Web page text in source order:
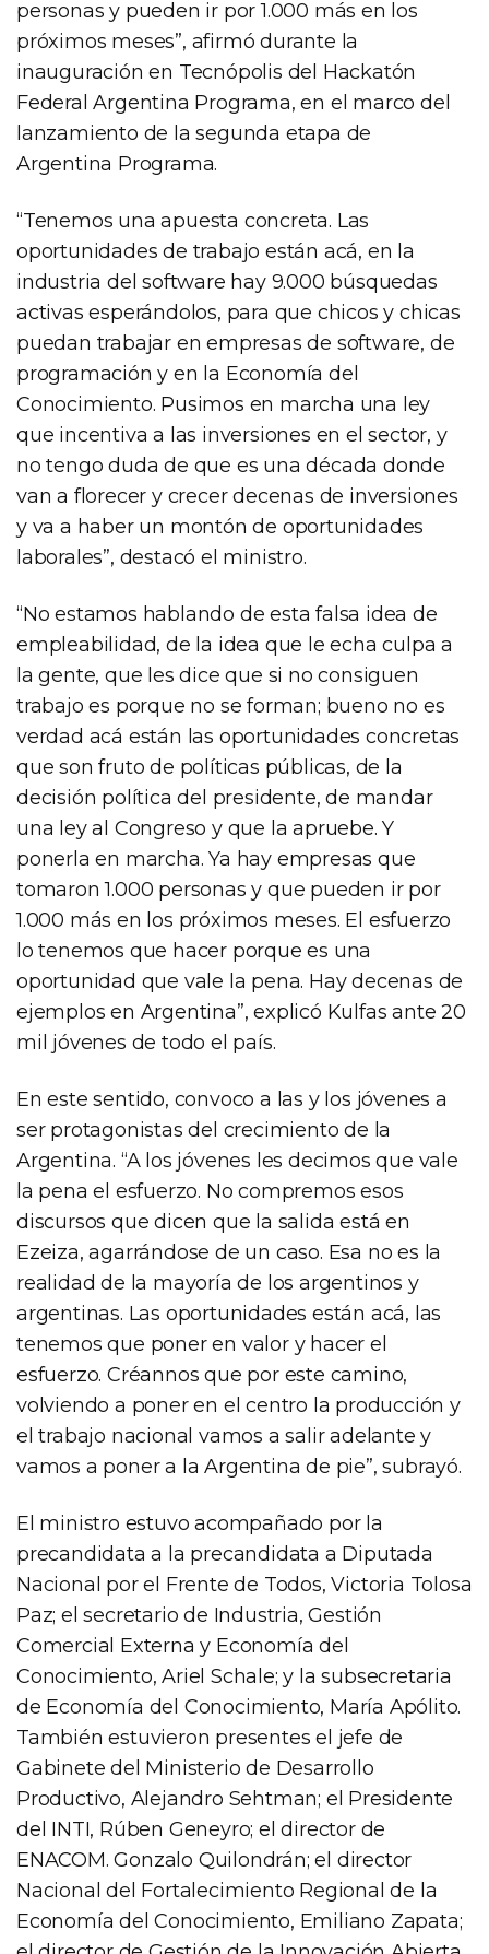
personas y pueden ir por 1.000 más en los
próximos meses”, afirmó durante la
inauguración en Tecnópolis del Hackatón
Federal Argentina Programa, en el marco del
lanzamiento de la segunda etapa de
Argentina Programa.
“Tenemos una apuesta concreta. Las
oportunidades de trabajo están acá, en la
industria del software hay 9.000 búsquedas
activas esperándolos, para que chicos y chicas
puedan trabajar en empresas de software, de
programación y en la Economía del
Conocimiento. Pusimos en marcha una ley
que incentiva a las inversiones en el sector, y
no tengo duda de que es una década donde
van a florecer y crecer decenas de inversiones
y va a haber un montón de oportunidades
laborales”, destacó el ministro.
“No estamos hablando de esta falsa idea de
empleabilidad, de la idea que le echa culpa a
la gente, que les dice que si no consiguen
trabajo es porque no se forman; bueno no es
verdad acá están las oportunidades concretas
que son fruto de políticas públicas, de la
decisión política del presidente, de mandar
una ley al Congreso y que la apruebe. Y
ponerla en marcha. Ya hay empresas que
tomaron 1.000 personas y que pueden ir por
1.000 más en los próximos meses. El esfuerzo
lo tenemos que hacer porque es una
oportunidad que vale la pena. Hay decenas de
ejemplos en Argentina”, explicó Kulfas ante 20
mil jóvenes de todo el país.
En este sentido, convoco a las y los jóvenes a
ser protagonistas del crecimiento de la
Argentina. “A los jóvenes les decimos que vale
la pena el esfuerzo. No compremos esos
discursos que dicen que la salida está en
Ezeiza, agarrándose de un caso. Esa no es la
realidad de la mayoría de los argentinos y
argentinas. Las oportunidades están acá, las
tenemos que poner en valor y hacer el
esfuerzo. Créannos que por este camino,
volviendo a poner en el centro la producción y
el trabajo nacional vamos a salir adelante y
vamos a poner a la Argentina de pie”, subrayó.
El ministro estuvo acompañado por la
precandidata a la precandidata a Diputada
Nacional por el Frente de Todos, Victoria Tolosa
Paz; el secretario de Industria, Gestión
Comercial Externa y Economía del
Conocimiento, Ariel Schale; y la subsecretaria
de Economía del Conocimiento, María Apólito.
También estuvieron presentes el jefe de
Gabinete del Ministerio de Desarrollo
Productivo, Alejandro Sehtman; el Presidente
del INTI, Rúben Geneyro; el director de
ENACOM. Gonzalo Quilondrán; el director
Nacional del Fortalecimiento Regional de la
Economía del Conocimiento, Emiliano Zapata;